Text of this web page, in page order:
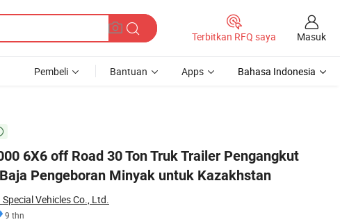
Terbitkan RFQ saya Masuk
Pembeli Bantuan Apps Bahasa Indonesia
6X6 off Road 30 Ton Truk Trailer Pengangkut
Pengeboran Minyak untuk Kazakhstan
Special Vehicles Co., Ltd.
9 thn